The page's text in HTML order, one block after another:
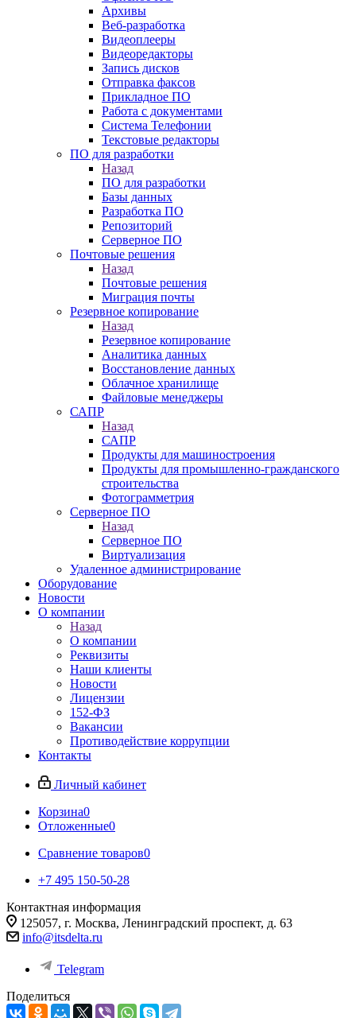
Архивы
Веб-разработка
Видеоплееры
Видеоредакторы
Запись дисков
Отправка факсов
Прикладное ПО
Работа с документами
Система Телефонии
Текстовые редакторы
ПО для разработки
Назад
ПО для разработки
Базы данных
Разработка ПО
Репозиторий
Серверное ПО
Почтовые решения
Назад
Почтовые решения
Миграция почты
Резервное копирование
Назад
Резервное копирование
Аналитика данных
Восстановление данных
Облачное хранилище
Файловые менеджеры
САПР
Назад
САПР
Продукты для машиностроения
Продукты для промышленно-гражданского
строительства
Фотограмметрия
Серверное ПО
Назад
Серверное ПО
Виртуализация
Удаленное администрирование
Оборудование
Новости
О компании
Назад
О компании
Реквизиты
Наши клиенты
Новости
Лицензии
152-ФЗ
Вакансии
Противодействие коррупции
Контакты
Личный кабинет
Корзина0
Отложенные0
Сравнение товаров0
+7 495 150-50-28
Контактная информация
125057, г. Москва, Ленинградский проспект, д. 63
info@itsdelta.ru
Telegram
Поделиться